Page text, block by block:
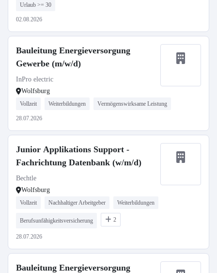
Urlaub >= 30
02.08.2026
Bauleitung Energieversorgung
Gewerbe (m/w/d)
InPro electric
Wolfsburg
Vollzeit Weiterbildungen Vermögenswirksame Leistung
28.07.2026
Junior Applikations Support -
Fachrichtung Datenbank (w/m/d)
Bechtle
Wolfsburg
Vollzeit Nachhaltiger Arbeitgeber Weiterbildungen
Berufsunfähigkeitsversicherung 2
28.07.2026
Bauleitung Energieversorgung